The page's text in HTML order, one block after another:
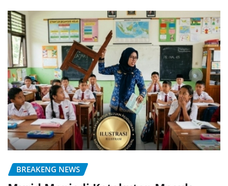
BREAKENG NEWS